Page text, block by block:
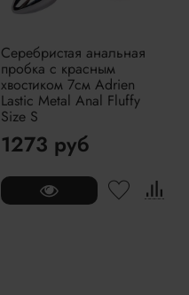
Серебристая анальная
пробка с красным
хвостиком 7см Adrien
Lastic Metal Anal Fluffy
Size S
1273 руб